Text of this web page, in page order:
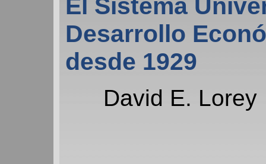
El Sistema
Desarrollo
desde 1929
David E. Lorey